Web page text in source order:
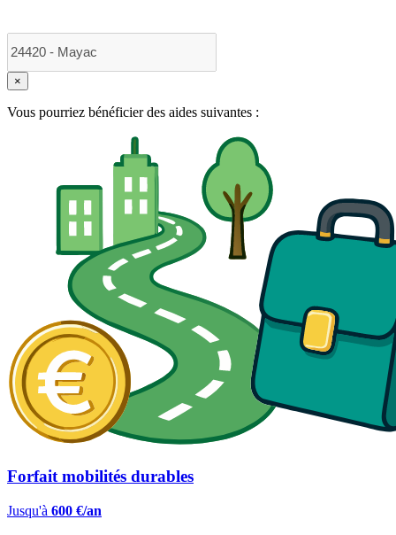
×
Vous pourriez bénéficier des aides suivantes :
Forfait mobilités durables
Jusqu'à 600 €/an